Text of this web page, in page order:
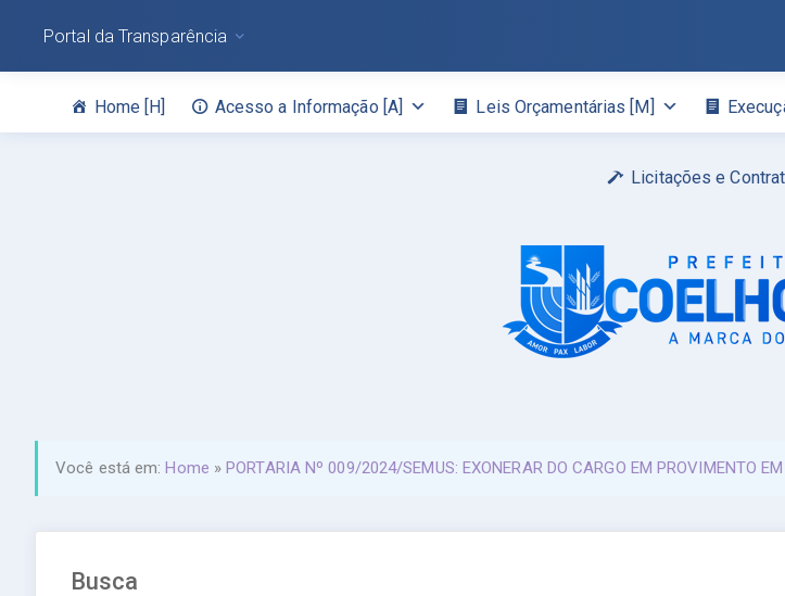
Home [H] Acesso a Informação [A] Leis Orçamentárias [M]
Licitações e
Portal da Transparência
Você está em:Home »PORTARIA Nº 009/2024/SEMUS: EXONERAR DO CARGO EM PROVIMENTO
Busca